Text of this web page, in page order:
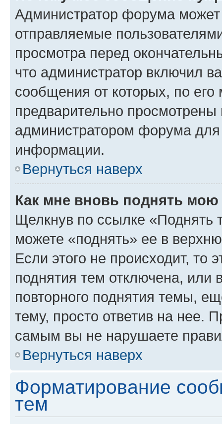
Администратор форума
отправляемые
просмотра перед
что администратор включил
сообщения от которых, по
предварительно
администратором форума
информации.
Вернуться наверх
Как мне вновь поднять мою
Щелкнув по ссылке «Поднять
можете «поднять» ее в
Если этого не происходит, то
поднятия тем отключена, или
повторного поднятия темы,
тему, просто ответив на нее.
самым вы не нарушаете
Вернуться наверх
Форматирование
тем